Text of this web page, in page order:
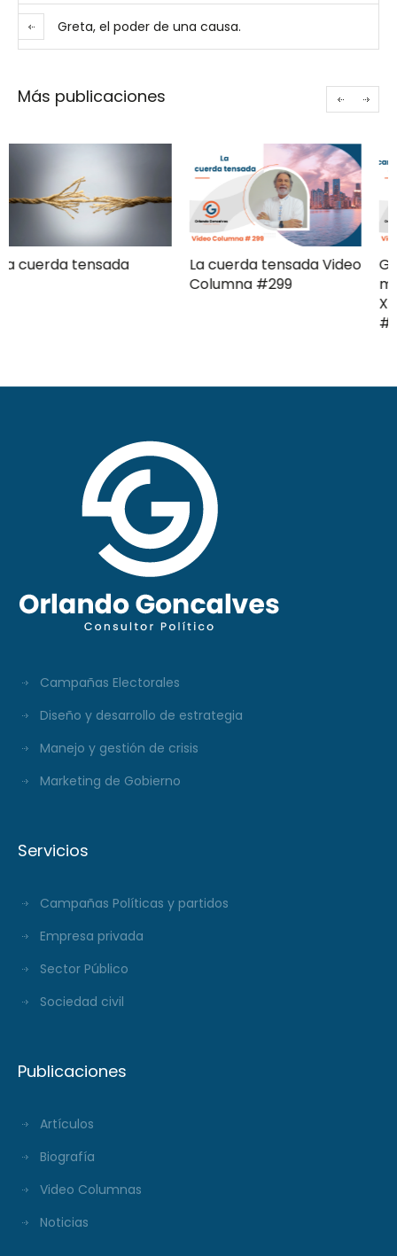
Greta, el poder de una causa.
Más publicaciones
La cuerda tensada Video
Gerencia de campaña
moderna Clave ComPol
Campañas Electorales
Diseño y desarrollo de estrategia
Manejo y gestión de crisis
Marketing de Gobierno
Servicios
Campañas Políticas y partidos
Empresa privada
Sector Público
Sociedad civil
Publicaciones
Artículos
Biografía
Video Columnas
Noticias